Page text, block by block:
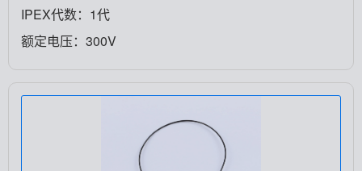
IPEX代数：1代
额定电压：300V